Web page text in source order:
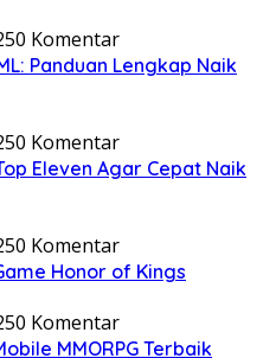
0 Komentar
Panduan Lengkap Naik
0 Komentar
Eleven Agar Cepat Naik
0 Komentar
Honor of Kings
0 Komentar
MMORPG Terbaik